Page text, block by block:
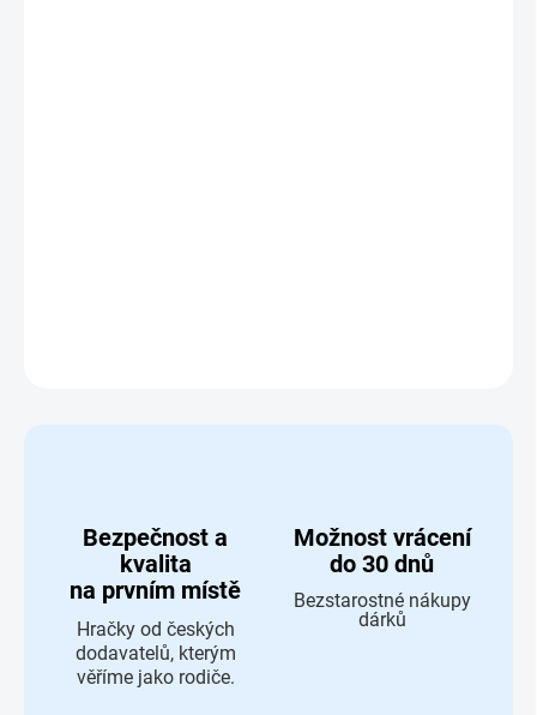
Bezpečnost a
kvalita
na prvním místě
Hračky od českých
dodavatelů, kterým
věříme jako rodiče.
Možnost vrácení
do 30 dnů
Bezstarostné nákupy
dárků